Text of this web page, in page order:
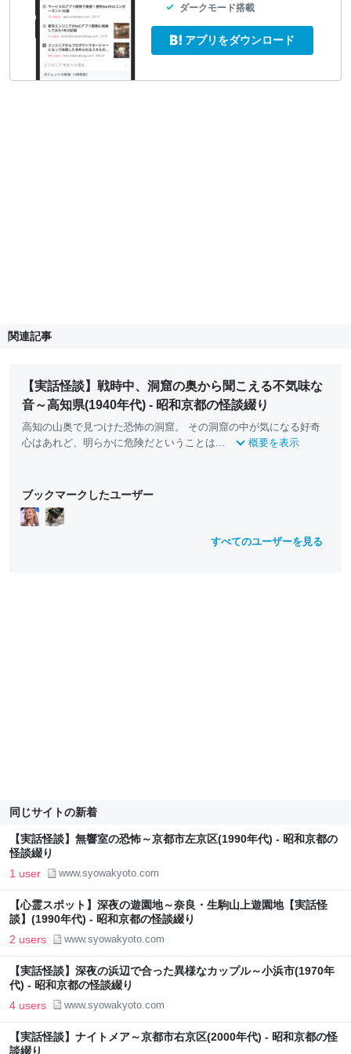
ダークモード搭載
アプリをダウンロード
関連記事
【実話怪談】戦時中、洞窟の奥から聞こえる不気味な
音～高知県(1940年代) - 昭和京都の怪談綴り
高知の山奥で見つけた恐怖の洞窟。 その洞窟の中が気になる好奇
心はあれど、明らかに危険だということは...
概要を表示
ブックマークしたユーザー
すべてのユーザーを見る
同じサイトの新着
【実話怪談】無響室の恐怖～京都市左京区(1990年代) - 昭和京都の
怪談綴り
1 user www.syowakyoto.com
【心霊スポット】深夜の遊園地～奈良・生駒山上遊園地【実話怪
談】(1990年代) - 昭和京都の怪談綴り
2 users www.syowakyoto.com
【実話怪談】深夜の浜辺で合った異様なカップル～小浜市(1970年
代) - 昭和京都の怪談綴り
4 users www.syowakyoto.com
【実話怪談】ナイトメア～京都市右京区(2000年代) - 昭和京都の怪
談綴り